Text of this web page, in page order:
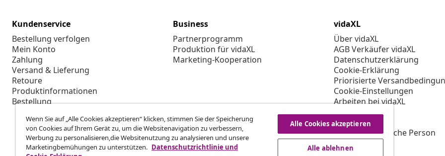
Kundenservice
Bestellung verfolgen
Mein Konto
Zahlung
Versand & Lieferung
Retoure
Produktinformationen
Bestellung
Business
Partnerprogramm
Produktion für vidaXL
Marketing-Kooperation
vidaXL
Über vidaXL
AGB Verkäufer vidaXL
Datenschutzerklärung
Cookie-Erklärung
Priorisierte
Cookie-Einstellungen
Arbeiten bei vidaXL
Impressum
Sicherheit
EU Verantwortliche Person
EPR-Richtlinie
Barrierefreiheit
Wenn Sie auf „Alle Cookies akzeptieren“ klicken, stimmen Sie der Speicherung
von Cookies auf Ihrem Gerät zu, um die Websitenavigation zu verbessern,
Werbung zu personalisieren,die Websitenutzung zu analysieren und unsere
Marketingbemühungen zu unterstützen. Datenschutzrichtlinie und
Alle Cookies akzeptieren
Alle ablehnen